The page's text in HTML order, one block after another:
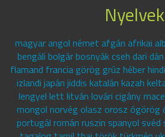
Nyelvek
magyar angol német afgán afrikai
bengáli bolgár bosnyák cseh dari
flamand francia görög grúz héber
izlandi japán jiddis katalán kazah
lengyel lett litván lovári cigány
mongol norvég olasz orosz ógörög
portugál román ruszin spanyol svéd